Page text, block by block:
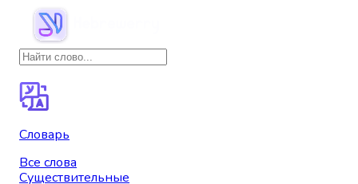
Словарь
Все слова
Существительные